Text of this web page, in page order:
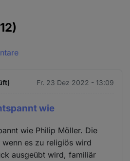
Fr. 23 Dez 2022 - 13:09
wie
wie Philip Möller. Die
es zu religiös wird
ausgeübt wird, familiär